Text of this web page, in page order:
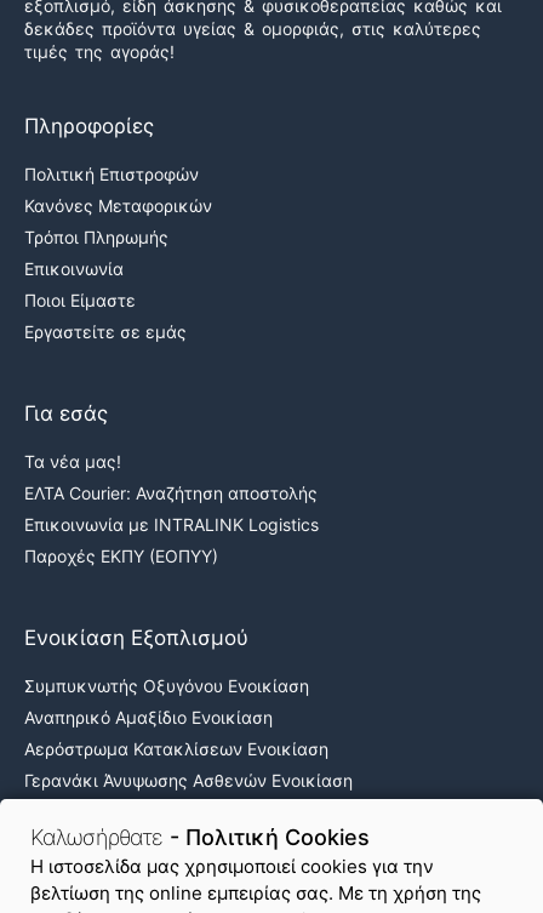
Καλωσήρθατε - Πολιτική Cookies
H ιστοσελίδα μας χρησιμοποιεί cookies για την
βελτίωση της online εμπειρίας σας. Με τη χρήση της
εξοπλισμό, είδη άσκησης & φυσικοθεραπείας καθώς και
δεκάδες προϊόντα υγείας & ομορφιάς, στις καλύτερες
τιμές της αγοράς!
Πληροφορίες
Πολιτική Επιστροφών
Κανόνες Μεταφορικών
Τρόποι Πληρωμής
Επικοινωνία
Ποιοι Είμαστε
Εργαστείτε σε εμάς
Για εσάς
Τα νέα μας!
ΕΛΤΑ Courier: Αναζήτηση αποστολής
Επικοινωνία με INTRALINK Logistics
Παροχές ΕΚΠΥ (ΕΟΠΥΥ)
Ενοικίαση Εξοπλισμού
Συμπυκνωτής Οξυγόνου Ενοικίαση
Αναπηρικό Αμαξίδιο Ενοικίαση
Αερόστρωμα Κατακλίσεων Ενοικίαση
Γερανάκι Άνυψωσης Ασθενών Ενοικίαση